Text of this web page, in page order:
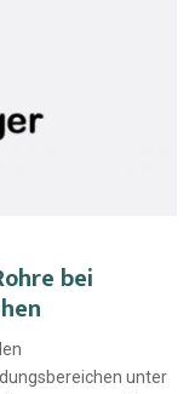
bei
unter